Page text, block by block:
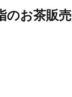
のお茶販売